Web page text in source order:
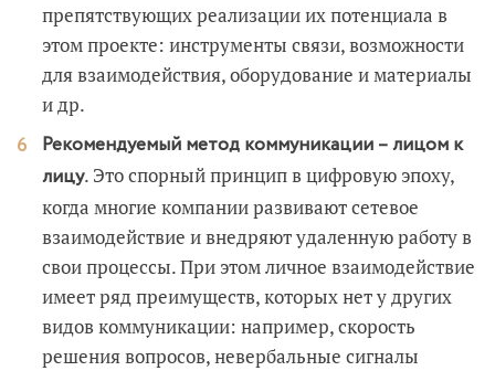
препятствующих реализации их потенциала в
этом проекте: инструменты связи, возможности
для взаимодействия, оборудование и материалы
и др.
Рекомендуемый метод коммуникации – лицом к
лицу. Это спорный принцип в цифровую эпоху,
когда многие компании развивают сетевое
взаимодействие и внедряют удаленную работу в
свои процессы. При этом личное взаимодействие
имеет ряд преимуществ, которых нет у других
видов коммуникации: например, скорость
решения вопросов, невербальные сигналы